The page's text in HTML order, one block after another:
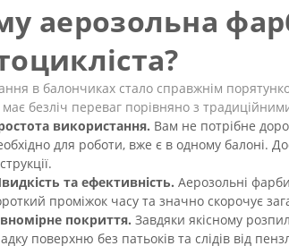
аерозольна
в балончиках стало справжнім
безліч переваг порівняно з
використання. Вам не потрібне
для роботи, вже є в одному балоні.
та ефективність. Аерозольні
проміжок часу та значно скорочує
покриття. Завдяки якісному
поверхню без патьоків та слідів від